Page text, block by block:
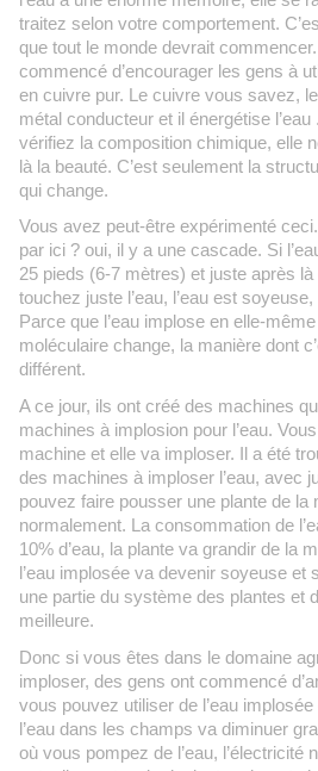
traitez selon votre comportement.
que tout le monde devrait
commencé d’encourager les gens à
en cuivre pur. Le cuivre vous savez,
métal conducteur et il énergétise
vérifiez la composition chimique, elle
là la beauté. C’est seulement la
qui change.
Vous avez peut-être expérimenté
par ici ? oui, il y a une cascade. Si
25 pieds (6-7 mètres) et juste après là
touchez juste l’eau, l’eau est
Parce que l’eau implose en elle-
moléculaire change, la manière dont
différent.
A ce jour, ils ont créé des machines
machines à implosion pour l’eau.
machine et elle va imploser. Il a été
des machines à imploser l’eau, avec
pouvez faire pousser une plante de la
normalement. La consommation de
10% d’eau, la plante va grandir de la
l’eau implosée va devenir soyeuse et
une partie du système des plantes et
meilleure.
Donc si vous êtes dans le domaine
imploser, des gens ont commencé
vous pouvez utiliser de l’eau
l’eau dans les champs va diminuer
où vous pompez de l’eau, l’électricité